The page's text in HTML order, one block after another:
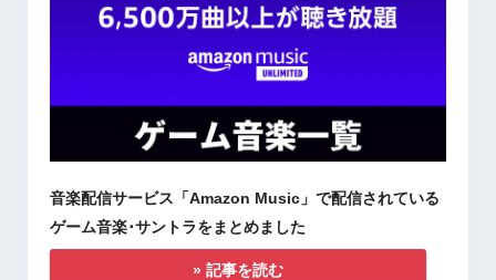
音楽配信サービス「Amazon Music」で配信されている
ゲーム音楽･サントラをまとめました
» 記事を読む